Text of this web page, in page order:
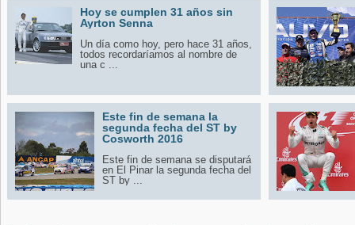
Hoy se cumplen 31 años sin
Ayrton Senna
Un día como hoy, pero hace 31 años,
todos recordaríamos al nombre de
una c ...
Este fin de semana la
segunda fecha del ST by
Cosworth 2016
Este fin de semana se disputará
en El Pinar la segunda fecha del
ST by ...